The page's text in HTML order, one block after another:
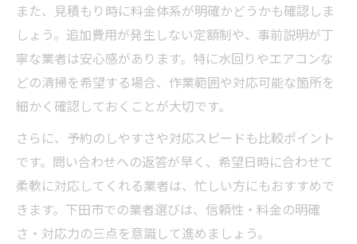
オーダーメイド清掃のポイントと魅力
こだわり派必見のサービス比較方法
要望に応えるハウスクリーニングの選択肢
ハウスクリーニングの口コミ活用術を紹介
実績が豊富な業者の選び方ガイド
信頼できる業者を見極めるチェックポイン
ト
また、見積もり時に料金体系が明確かどうかも確認しま
しょう。追加費用が発生しない定額制や、事前説明が丁
寧な業者は安心感があります。特に水回りやエアコンな
どの清掃を希望する場合、作業範囲や対応可能な箇所を
細かく確認しておくことが大切です。
さらに、予約のしやすさや対応スピードも比較ポイント
です。問い合わせへの返答が早く、希望日時に合わせて
柔軟に対応してくれる業者は、忙しい方にもおすすめで
きます。下田市での業者選びは、信頼性・料金の明確
さ・対応力の三点を意識して進めましょう。